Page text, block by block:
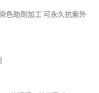
色助劑加工 可永久抗紫外